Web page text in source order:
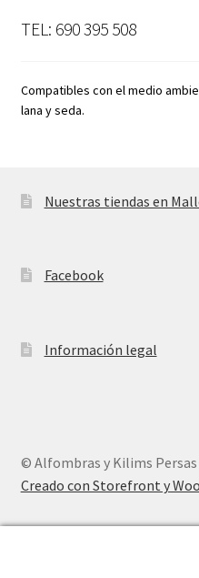
TEL: 690 395 508
Compatibles con el medio
lana y seda.
Nuestras tiendas en
Facebook
Información legal
© Alfombras y Kilims Persas
Creado con Storefront y